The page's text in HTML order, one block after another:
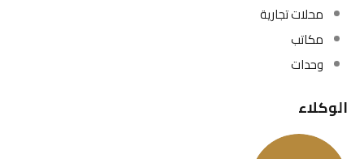
محلات تجارية
مكاتب
وحدات
الوكلاء